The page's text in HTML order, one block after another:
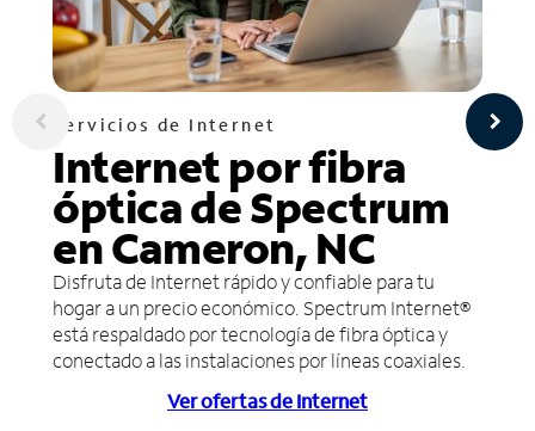
Servicios de Internet
Internet por fibra
óptica de Spectrum
en Cameron, NC
Disfruta de Internet rápido y confiable para tu
hogar a un precio económico. Spectrum Internet®
está respaldado por tecnología de fibra óptica y
conectado a las instalaciones por líneas coaxiales.
Ver ofertas de Internet